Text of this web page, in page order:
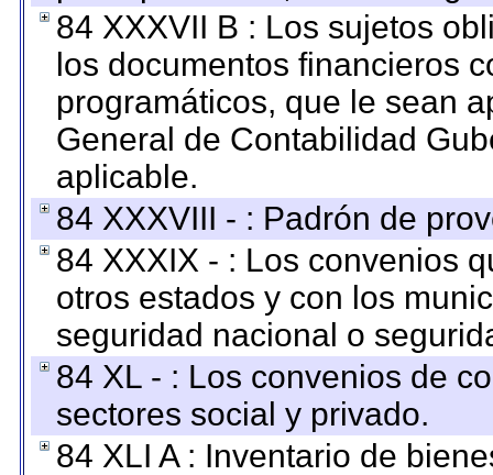
84 XXXVII B : Los sujetos
los documentos financieros
programáticos, que le sean
General de Contabilidad
aplicable.
84 XXXVIII - : Padrón de
84 XXXIX - : Los convenios
otros estados y con los
seguridad nacional o
84 XL - : Los convenios de
sectores social y privado.
84 XLI A : Inventario de